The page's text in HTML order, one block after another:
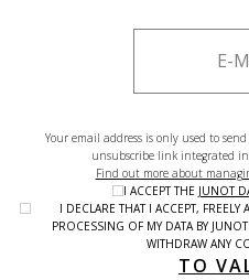
Your email address is only used to
unsubscribe link integrated
Find out more about
I ACCEPT THE JUNOT
I DECLARE THAT I ACCEPT,
PROCESSING OF MY DATA BY
WITHDRAW ANY
TO